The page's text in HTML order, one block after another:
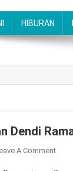
HIBURAN
Dendi
A CommentOn